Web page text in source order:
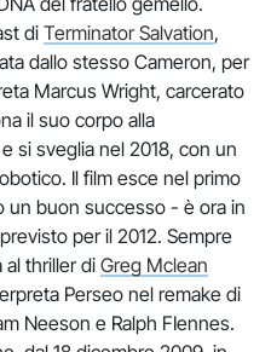
di Terminator Salvation,
dallo stesso Cameron, per
Marcus Wright, carcerato
il suo corpo alla
si sveglia nel 2018, con un
Il film esce nel primo
buon successo - è ora in
per il 2012. Sempre
thriller di Greg Mclean
Perseo nel remake di
Neeson e Ralph FIennes.